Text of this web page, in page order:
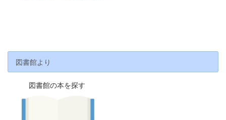
図書館より
図書館の本を探す